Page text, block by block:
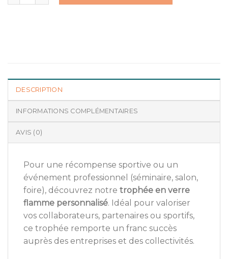
DESCRIPTION
INFORMATIONS COMPLÉMENTAIRES
AVIS (0)
Pour une récompense sportive ou un
événement professionnel (séminaire, salon,
foire), découvrez notre trophée en verre
flamme personnalisé. Idéal pour valoriser
vos collaborateurs, partenaires ou sportifs,
ce trophée remporte un franc succès
auprès des entreprises et des collectivités.